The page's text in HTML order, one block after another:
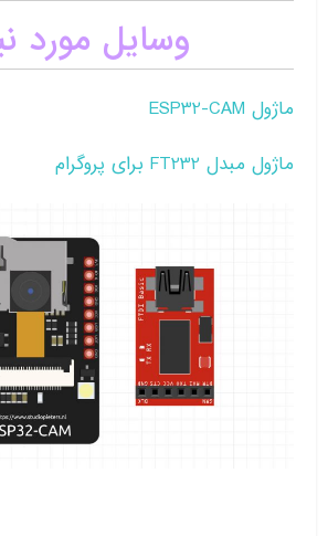
وسایل مورد
ماژول ESP32-CAM
ماژول مبدل FT232 برای پروگرام